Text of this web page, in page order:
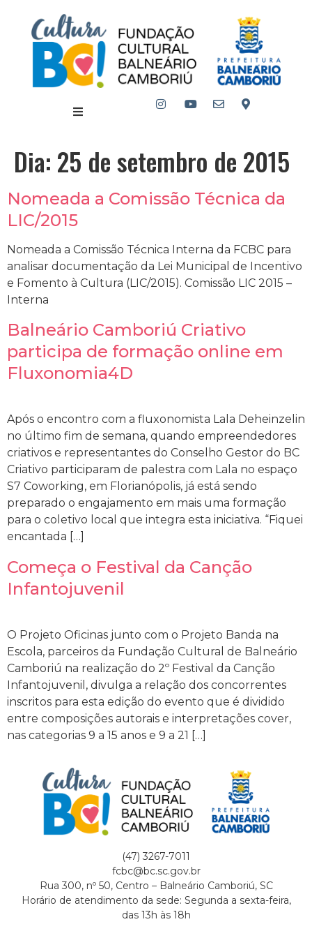
Dia: 25 de setembro de 2015
Nomeada a Comissão Técnica da
LIC/2015
Nomeada a Comissão Técnica Interna da FCBC para
analisar documentação da Lei Municipal de Incentivo
e Fomento à Cultura (LIC/2015). Comissão LIC 2015 –
Interna
Balneário Camboriú Criativo
participa de formação online em
Fluxonomia4D
Após o encontro com a fluxonomista Lala Deheinzelin
no último fim de semana, quando empreendedores
criativos e representantes do Conselho Gestor do BC
Criativo participaram de palestra com Lala no espaço
S7 Coworking, em Florianópolis, já está sendo
preparado o engajamento em mais uma formação
para o coletivo local que integra esta iniciativa. “Fiquei
encantada […]
Começa o Festival da Canção
Infantojuvenil
O Projeto Oficinas junto com o Projeto Banda na
Escola, parceiros da Fundação Cultural de Balneário
Camboriú na realização do 2º Festival da Canção
Infantojuvenil, divulga a relação dos concorrentes
inscritos para esta edição do evento que é dividido
entre composições autorais e interpretações cover,
nas categorias 9 a 15 anos e 9 a 21 […]
(47) 3267-7011
fcbc@bc.sc.gov.br
Rua 300, nº 50, Centro – Balneário Camboriú, SC
Horário de atendimento da sede: Segunda a sexta-feira,
das 13h às 18h